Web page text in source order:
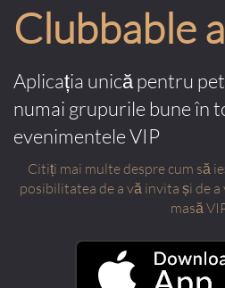
Clubbable
Aplicația unică pentru
numai grupurile bune în
evenimentele VIP
Citiți mai multe despre cum să
posibilitatea de a vă invita și de
masă